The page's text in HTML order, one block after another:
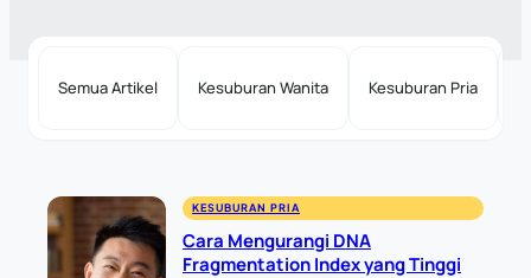
Semua Artikel Kesuburan Wanita Kesuburan Pria
KESUBURAN PRIA
Cara Mengurangi DNA
Fragmentation Index yang Tinggi